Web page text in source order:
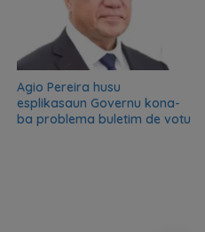
Agio Pereira husu
esplikasaun Governu kona-
ba problema buletim de votu